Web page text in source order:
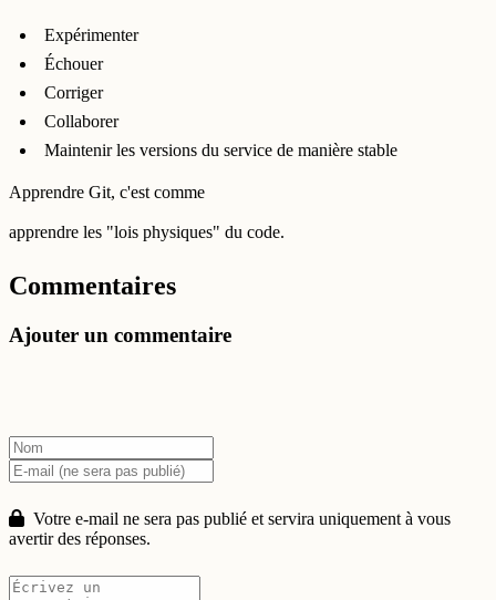
Expérimenter
Échouer
Corriger
Collaborer
Maintenir les versions du service de manière stable
Apprendre Git, c'est comme
apprendre les "lois physiques" du code.
Commentaires
Ajouter un commentaire
Votre e-mail ne sera pas publié et servira uniquement à vous
avertir des réponses.